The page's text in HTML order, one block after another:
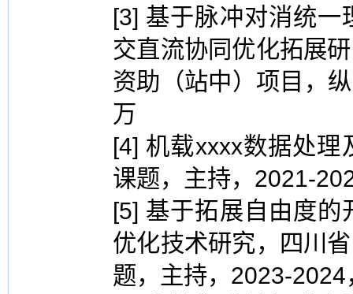
[3] 基于脉冲对消统
交直流协同优化拓展
资助（站中）项目，
万
[4] 机载xxxx数据处
课题，主持，2021-
[5] 基于拓展自由度
优化技术研究，四川
题，主持，2023-2024